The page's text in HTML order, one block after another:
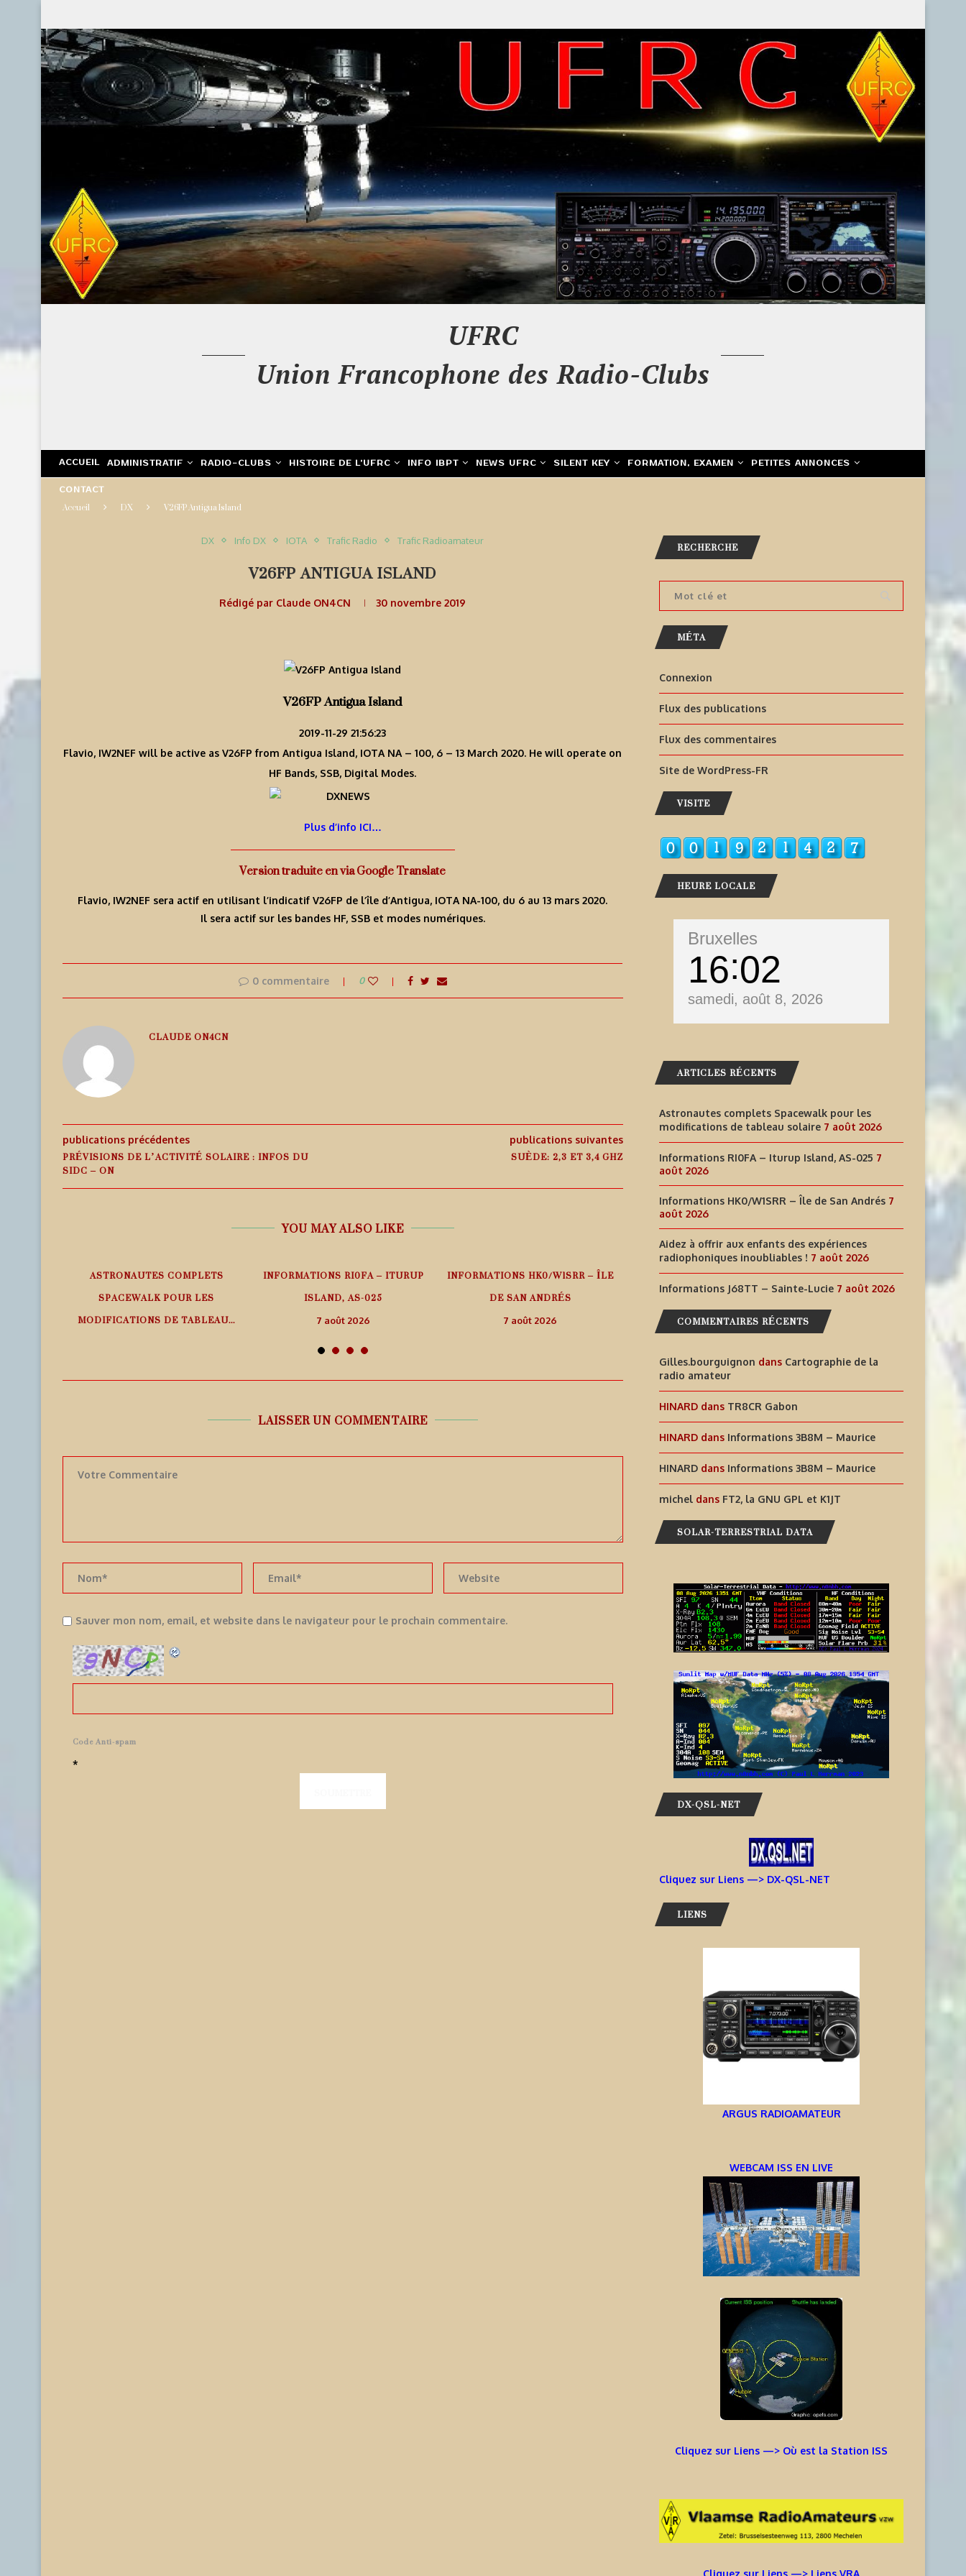
UFRC
Union Francophone des Radio-Clubs
ACCUEIL ADMINISTRATIF RADIO-CLUBS HISTOIRE DE L’UFRC INFO IBPT NEWS UFRC SILENT KEY FORMATION, EXAMEN PETITES ANNONCES
CONTACT
Accueil DX V26FP Antigua Island
DX Info DX IOTA Trafic Radio Trafic Radioamateur
V26FP ANTIGUA ISLAND
Rédigé par Claude ON4CN 30 novembre 2019
V26FP Antigua Island
2019-11-29 21:56:23
Flavio, IW2NEF will be active as V26FP from Antigua Island, IOTA NA – 100, 6 – 13 March 2020. He will operate on
HF Bands, SSB, Digital Modes.
Plus d’info ICI…
Version traduite en via Google Translate
Flavio, IW2NEF sera actif en utilisant l’indicatif V26FP de l’île d’Antigua, IOTA NA-100, du 6 au 13 mars 2020.
Il sera actif sur les bandes HF, SSB et modes numériques.
0 commentaire 0
CLAUDE ON4CN
publications précédentes
PRÉVISIONS DE L’ACTIVITÉ SOLAIRE : INFOS DU
SIDC – ON
publications suivantes
SUÈDE: 2,3 ET 3,4 GHZ
YOU MAY ALSO LIKE
ASTRONAUTES COMPLETS
SPACEWALK POUR LES
MODIFICATIONS DE TABLEAU...
INFORMATIONS RI0FA – ITURUP
ISLAND, AS-025
7 août 2026
INFORMATIONS HK0/W1SRR – ÎLE
DE SAN ANDRÉS
7 août 2026
AIDEZ À OFFRIR AUX ENFANTS
DES EXPÉRIENCES
RADIOPHONIQUES...
INFORMATIONS J68TT –
LUCIE
LAISSER UN COMMENTAIRE
Sauver mon nom, email, et website dans le navigateur pour le prochain commentaire.
Code Anti-spam
*
RECHERCHE
MÉTA
Connexion
Flux des publications
Flux des commentaires
Site de WordPress-FR
VISITE
HEURE LOCALE
Bruxelles
16 02
samedi, août 8, 2026
ARTICLES RÉCENTS
Astronautes complets Spacewalk pour les
modifications de tableau solaire 7 août 2026
Informations RI0FA – Iturup Island, AS-025 7
août 2026
Informations HK0/W1SRR – Île de San Andrés 7
août 2026
Aidez à offrir aux enfants des expériences
radiophoniques inoubliables ! 7 août 2026
Informations J68TT – Sainte-Lucie 7 août 2026
COMMENTAIRES RÉCENTS
Gilles.bourguignon dans Cartographie de la
radio amateur
HINARD dans TR8CR Gabon
HINARD dans Informations 3B8M – Maurice
HINARD dans Informations 3B8M – Maurice
michel dans FT2, la GNU GPL et K1JT
SOLAR-TERRESTRIAL DATA
DX-QSL-NET
Cliquez sur Liens —> DX-QSL-NET
LIENS
ARGUS RADIOAMATEUR
WEBCAM ISS EN LIVE
Cliquez sur Liens —> Où est la Station ISS